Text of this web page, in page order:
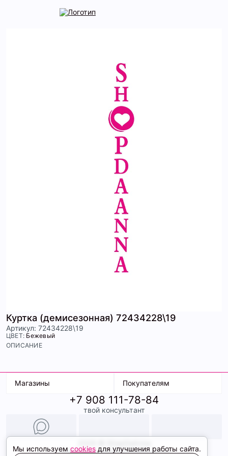
Куртка (демисезонная) 72434228\19
Артикул: 72434228\19
ЦВЕТ: Бежевый
ОПИСАНИЕ
Магазины
ТК Терминал
ТРК Континент
Покупателям
Доставка
Условия оплаты
Образы
+7 908 111-78-84
твой консультант
Политика конфиденциальности
Мы используем cookies для улучшения работы сайта.